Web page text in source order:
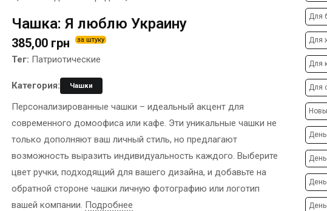
КОНТЕЙНЕРЫ ДЛЯ ЕДЫ
КОРПОРАТИВНЫЕ
СЛАДОСТИ
ПАКЕТЫ
БУМАЖНЫЕ СТАКАНЫ
КОРОБКИ
САЛФЕТКИ
САХАР В СТИКАХ
МЕТАЛЛИЧЕСКИЕ ЗНАЧКИ
МЕДАЛИ
МЕТАЛЛ
НОЧНИК
ФОТОКУБИК
ФУТБОЛКИ /
ПОЛО / ХУДИ
ХОЛСТ,
ЧЕХЛЫ ДЛЯ
НОСКИ
ЕЛОЧНЫЕ
Чашка: Я люблю Украину
385,00 грн за штуку
Тег: Патриотические
Категория: Чашки
Персонализированные чашки – идеальный акцент для
современного домоофиса или кафе. Эти уникальные чашки не
только дополняют ваш личный стиль, но предлагают
возможность выразить индивидуальность каждого. Выберите
цвет ручки, подходящий для вашего дизайна, и добавьте на
обратной стороне чашки личную фотографию или логотип
вашей компании. Подробнее
Для
Для
Для
Для